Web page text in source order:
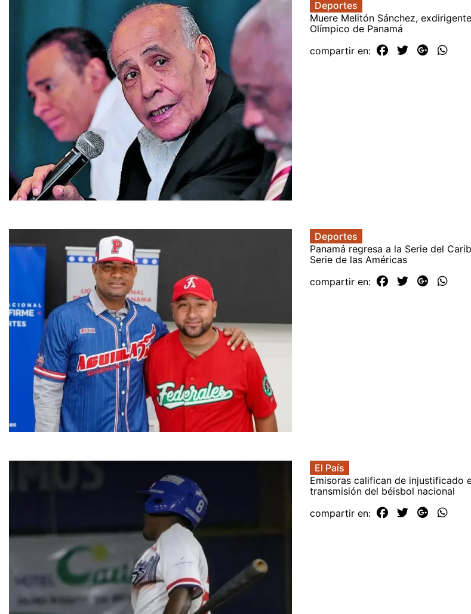
Deportes
Muere Melitón Sánchez,
Olímpico de Panamá
compartir en:
Deportes
Panamá regresa a la Serie del
Serie de las Américas
compartir en:
El País
Emisoras califican de injustificado
transmisión del béisbol nacional
compartir en: